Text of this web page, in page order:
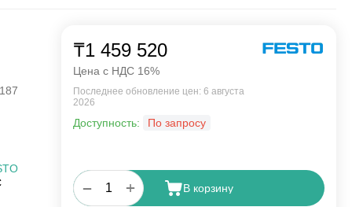
₸1 459 520
Цена с НДС 16%
Последнее обновление цен: 6 августа
2026
Доступность: По запросу
+
− В корзину